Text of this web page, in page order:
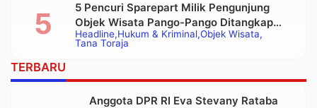
Headline Hukum & Kriminal Objek Wisata
Tana Toraja
5 Pencuri Sparepart Milik Pengunjung
Objek Wisata Pango-Pango Ditangkap
Polisi
TERBARU
Anggota DPR RI Eva Stevany Rataba